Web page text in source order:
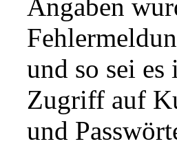
Angaben
und so sei
Zugriff auf
und